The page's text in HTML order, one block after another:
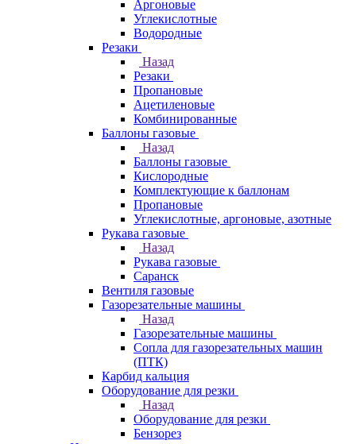
Аргоновые
Углекислотные
Водородные
Резаки
Назад
Резаки
Пропановые
Ацетиленовые
Комбинированные
Баллоны газовые
Назад
Баллоны газовые
Кислородные
Комплектующие к баллонам
Пропановые
Углекислотные, аргоновые, азотные
Рукава газовые
Назад
Рукава газовые
Саранск
Вентиля газовые
Газорезательные машины
Назад
Газорезательные машины
Сопла для газорезательных машин
(ПТК)
Карбид кальция
Оборудование для резки
Назад
Оборудование для резки
Бензорез